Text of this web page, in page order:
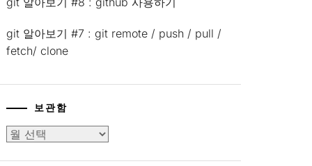
git 알아보기 #7 : git remote / push / pull /
fetch/ clone
보관함
보